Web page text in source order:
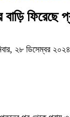
ফিরেছে
২৮ ডিসেম্বর ২০২৪